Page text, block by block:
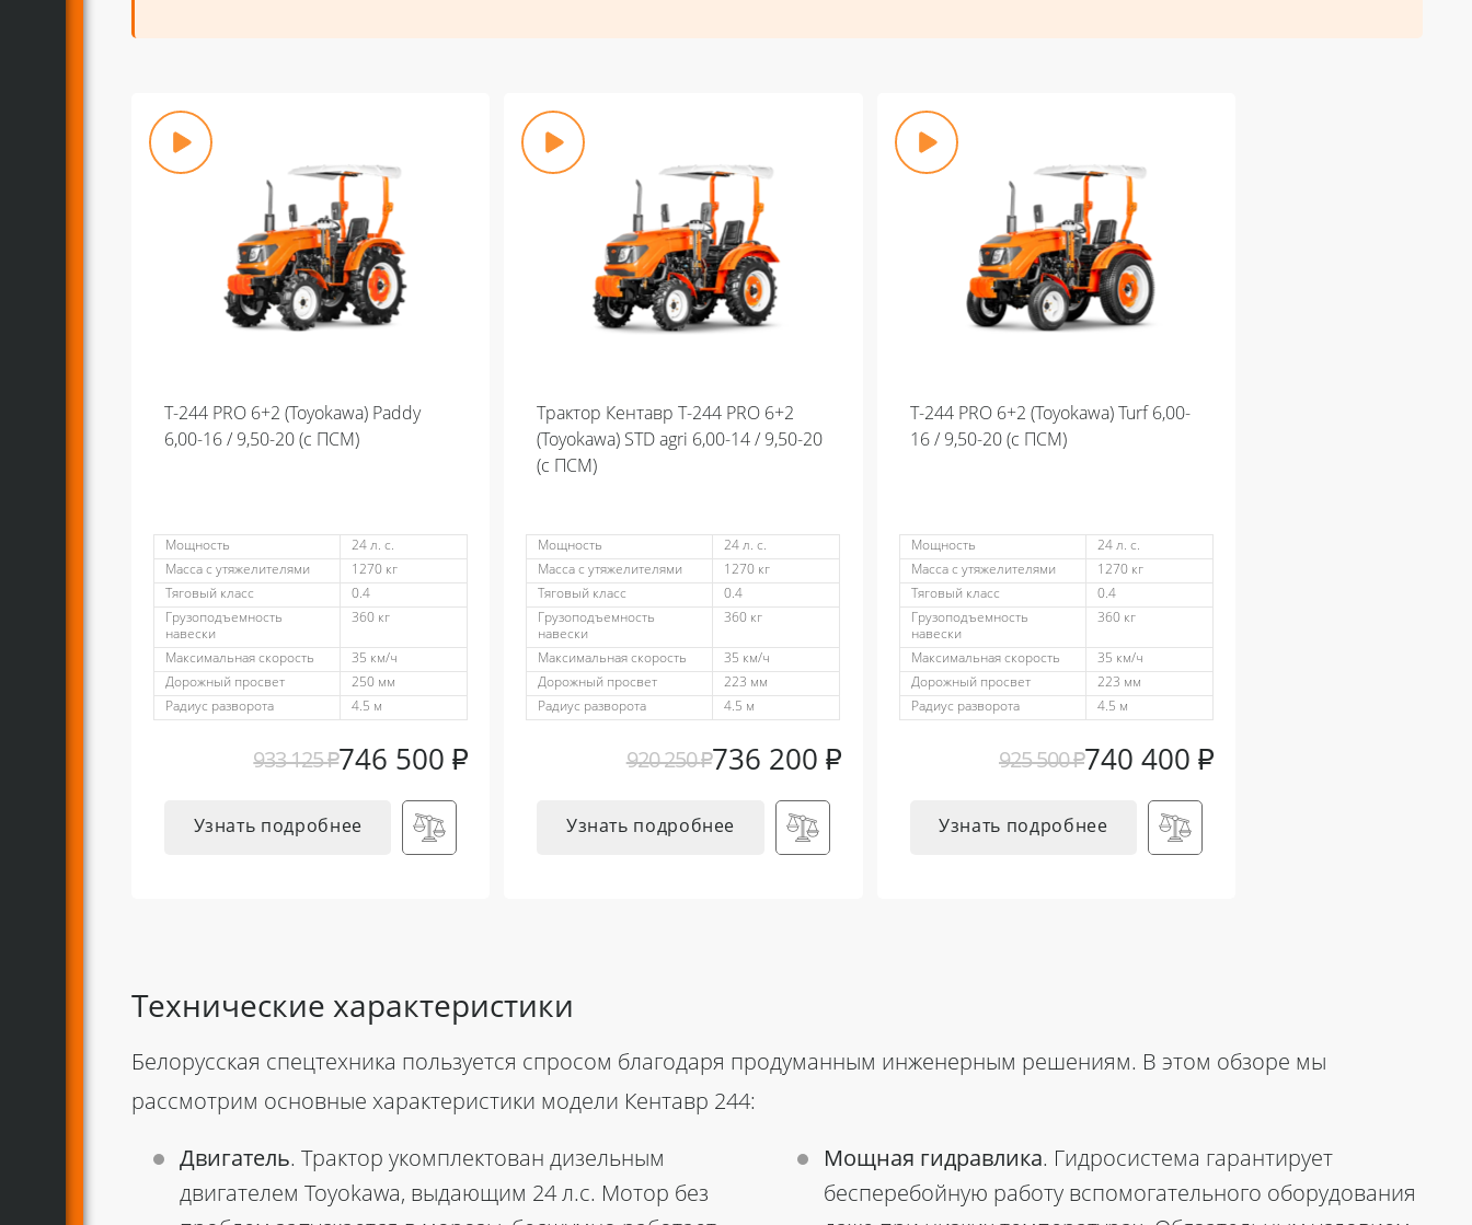
Т-244 PRO 6+2 (Toyokawa) Paddy
6,00-16 / 9,50-20 (с ПСМ)
Мощность
24 л. с.
Масса с утяжелителями
1270 кг
Тяговый класс
0.4
Грузоподъемность
навески
360 кг
Максимальная скорость
35 км/ч
Дорожный просвет
250 мм
Радиус разворота
4.5 м
933 125₽746 500₽
Узнать подробнее
Трактор Кентавр Т-244 PRO 6+2
(Toyokawa) STD agri 6,00-14 / 9,50-20
(с ПСМ)
Мощность
24 л. с.
Масса с утяжелителями
1270 кг
Тяговый класс
0.4
Грузоподъемность
навески
360 кг
Максимальная скорость
35 км/ч
Дорожный просвет
223 мм
Радиус разворота
4.5 м
920 250₽736 200 ₽
Узнать подробнее
Т-244 PRO 6+2 (Toyokawa) Turf 6,00-
16 / 9,50-20 (с ПСМ)
Мощность
24 л. с.
Масса с утяжелителями
1270 кг
Тяговый класс
0.4
Грузоподъемность
навески
360 кг
Максимальная скорость
35 км/ч
Дорожный просвет
223 мм
Радиус разворота
4.5 м
925 500₽740 400 ₽
Узнать подробнее
Технические характеристики
Белорусская спецтехника пользуется спросом благодаря продуманным инженерным решениям. В этом обзоре мы
рассмотрим основные характеристики модели Кентавр 244:
Двигатель. Трактор укомплектован дизельным
двигателем Toyokawa, выдающим 24 л.с. Мотор без
Мощная гидравлика. Гидросистема гарантирует
бесперебойную работу вспомогательного оборудования